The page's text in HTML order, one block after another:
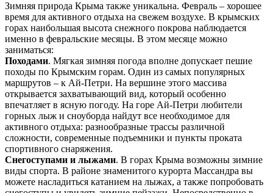
Зимняя природа Крыма также уникальна. Февраль – хорошее
время для активного отдыха на свежем воздухе. В крымских
горах наибольшая высота снежного покрова наблюдается
именно в февральские месяцы. В этом месяце можно
заниматься:
Походами. Мягкая зимняя погода вполне допускает пешие
походы по Крымским горам. Один из самых популярных
маршрутов – к Ай-Петри. На вершине этого массива
открывается захватывающий вид, который особенно
впечатляет в ясную погоду. На горе Ай-Петри любители
горных лыж и сноуборда найдут все необходимое для
активного отдыха: разнообразные трассы различной
сложности, современные подъемники и пункты проката
спортивного снаряжения.
Снегоступами и лыжами. В горах Крыма возможны зимние
виды спорта. В районе знаменитого курорта Массандра вы
можете насладиться катанием на лыжах, а также попробовать